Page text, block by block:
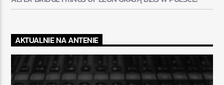
AKTUALNIE NA ANTENIE